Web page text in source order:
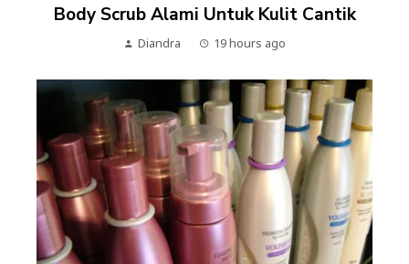
Body Scrub Alami Untuk Kulit Cantik
Diandra 19 hours ago